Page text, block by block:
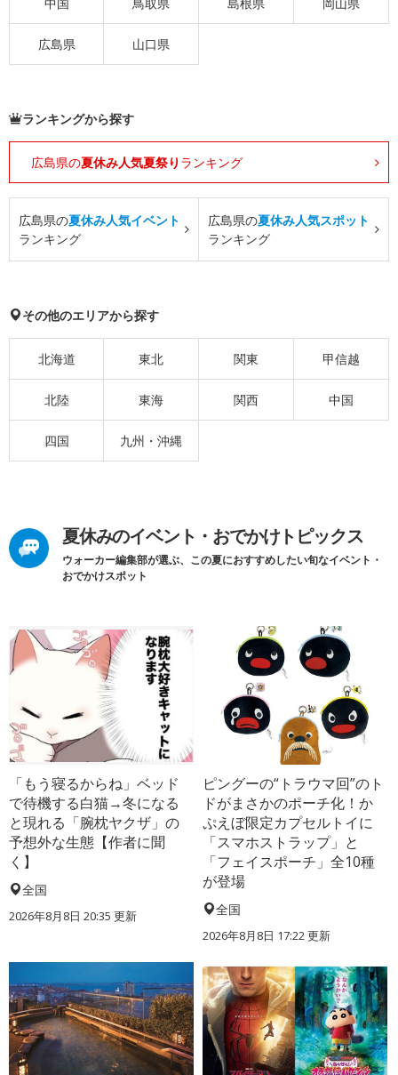
中国 鳥取県 島根県 岡山県
広島県 山口県
ランキングから探す
広島県の夏休み人気夏祭り ランキング
広島県の夏休み人気イベント
ランキング
広島県の夏休み人気スポット
ランキング
その他のエリアから探す
北海道 東北 関東 甲信越
北陸 東海 関西 中国
四国 九州・沖縄
夏休みのイベント・おでかけトピックス
ウォーカー編集部が選ぶ、この夏におすすめしたい旬なイベント・
おでかけスポット
「もう寝るからね」ベッド
で待機する白猫→冬になる
と現れる「腕枕ヤクザ」の
予想外な生態【作者に聞
く】
全国
2026年8月8日 20:35 更新
ピングーの“トラウマ回”のト
ドがまさかのポーチ化！か
ぷえぼ限定カプセルトイに
「スマホストラップ」と
「フェイスポーチ」全10種
が登場
全国
2026年8月8日 17:22更新